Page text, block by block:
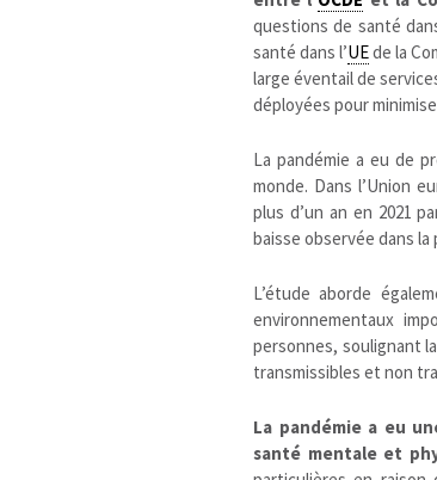
questions de santé
santé dans l’UEde la
large éventail de
déployées pour
La pandémie a eu de
monde. Dans l’Union
plus d’un an en 2021
baisse observée dans la
L’étude aborde
environnementaux
personnes, soulignant
transmissibles et non
La pandémie a eu
santé mentale et